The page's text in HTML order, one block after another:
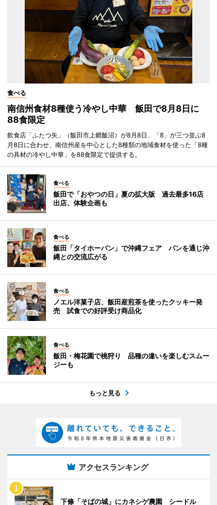
食べる
南信州食材8種使う冷やし中華 飯田で8月8日に
88食限定
飲食店「ふたつ矢」（飯田市上郷飯沼）が8月8日、「8」が三つ並ぶ8
月8日に合わせ、南信州産を中心とした8種類の地域食材を使った「8種
の具材の冷やし中華」を88食限定で提供する。
食べる
飯田で「おやつの日」夏の拡大版 過去最多16店
出店、体験企画も
食べる
飯田「タイホーパン」で沖縄フェア パンを通じ沖
縄との交流広がる
食べる
ノエル洋菓子店、飯田産煎茶を使ったクッキー発
売 試食での好評受け商品化
食べる
飯田・梅花園で桃狩り 品種の違いを楽しむスムー
ジーも
もっと見る
アクセスランキング
下條「そばの城」にカネシゲ農園 シードル